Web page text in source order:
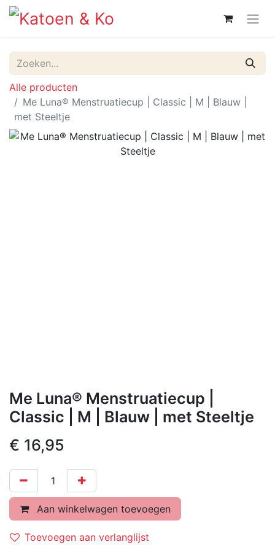
Alle producten
Me Luna® Menstruatiecup | Classic | M | Blauw |
met Steeltje
Me Luna® Menstruatiecup |
Classic | M | Blauw | met Steeltje
€ 16,95
Aan winkelwagen toevoegen
Toevoegen aan verlanglijst